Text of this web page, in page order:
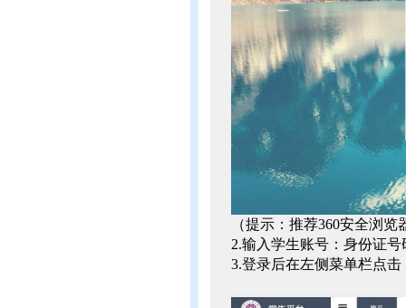
（提示：推荐360安全浏
2.输入学生账号：身份证
3.登录后在左侧菜单栏点